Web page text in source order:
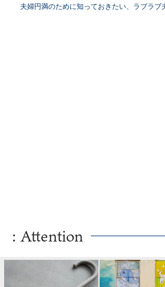
夫婦円満のために知っておきたい、ラブラ
: Attention